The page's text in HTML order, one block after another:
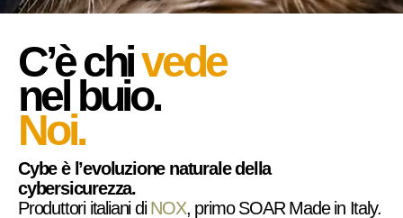
C’è chivede
nel buio.
Noi.
Cybe è l’evoluzione naturale della
cybersicurezza.
Produttori italiani diNOX, primo SOAR Made in Italy.